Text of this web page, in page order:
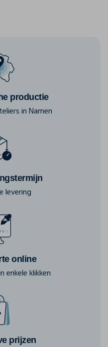
productie
in Namen
levering
online
enkele klikken
prijzen